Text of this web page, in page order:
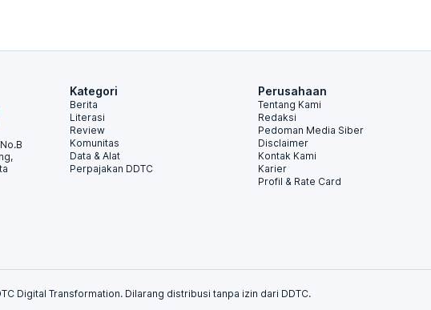
Kategori
Berita
Literasi
Review
Komunitas
Data & Alat
Perpajakan DDTC
Perusahaan
Tentang Kami
Redaksi
Pedoman Media Siber
Disclaimer
Kontak Kami
Karier
Profil & Rate Card
Digital Transformation. Dilarang distribusi tanpa izin dari DDTC.